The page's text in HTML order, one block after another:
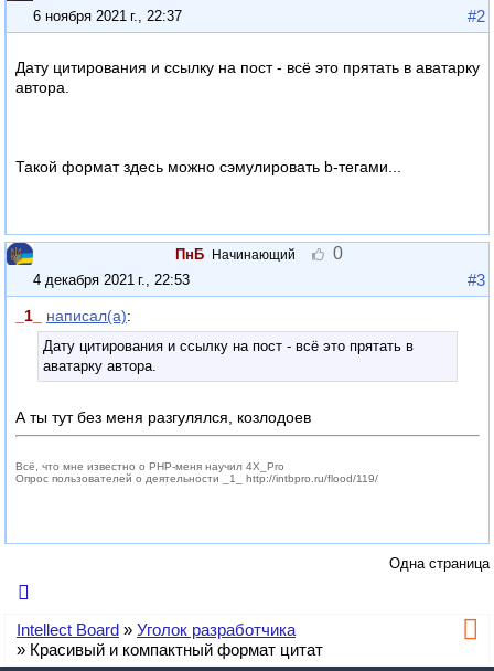
6 ноября 2021 г., 22:37 #2
Дату цитирования и ссылку на пост - всё это прятать в аватарку
автора.
Такой формат здесь можно сэмулировать b-тегами...
ПнБ Начинающий 0
4 декабря 2021 г., 22:53 #3
_1_ написал(а):
Дату цитирования и ссылку на пост - всё это прятать в
аватарку автора.
А ты тут без меня разгулялся, козлодоев
Всё, что мне известно о PHP-меня научил 4X_Pro
Опрос пользователей о деятельности _1_ http://intbpro.ru/flood/119/
Одна страница
Intellect Board » Уголок разработчика
» Красивый и компактный формат цитат